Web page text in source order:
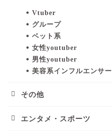
Vtuber
グループ
ベット系
女性youtuber
男性youtuber
美容系インフルエンサー
その他
エンタメ・スポーツ